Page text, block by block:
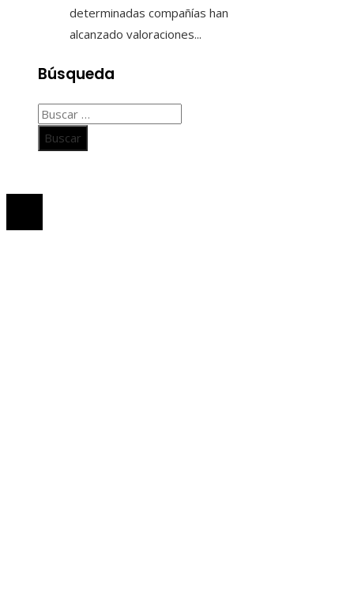
determinadas compañías han
alcanzado valoraciones...
Búsqueda
Buscar: